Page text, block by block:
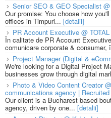
Senior SEO & GEO Specialist
Our promise: You choose how
offices in Timpuri... [detalii]
PR Account Executive @
În calitate de PR Account
comunicare corporate & consumer,
Project Manager (Digital &
We're looking for a Digital Project
businesses grow through digital
Photo & Video Content Creator
communications agency |
Our client is a Bucharest based
agency, driven by one... [detalii]